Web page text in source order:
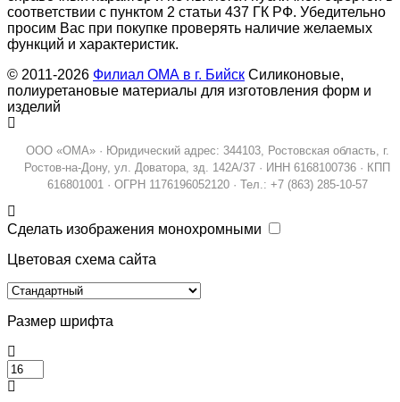
соответствии с пунктом 2 статьи 437 ГК РФ. Убедительно
просим Вас при покупке проверять наличие желаемых
функций и характеристик.
© 2011-2026 Филиал ОМА в г. Бийск Силиконовые,
полиуретановые материалы для изготовления форм и
изделий
ООО «ОМА» · Юридический адрес: 344103, Ростовская область, г.
Ростов-на-Дону, ул. Доватора, зд. 142А/37 · ИНН 6168100736 · КПП
616801001 · ОГРН 1176196052120 · Тел.: +7 (863) 285-10-57
Сделать изображения монохромными
Цветовая схема сайта
Размер шрифта